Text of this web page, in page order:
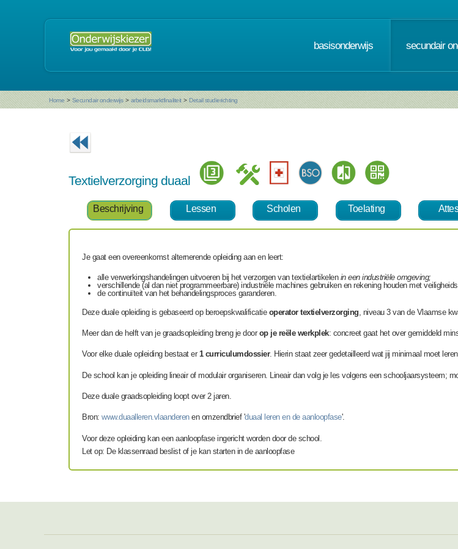
basisonderwijs secundair
Home > Secundair onderwijs > arbeidsmarktfinaliteit > Detail studierichting
Textielverzorging duaal
Beschrijving Lessen Scholen Toelating
Je gaat een overeenkomst alternerende opleiding aan en leert:
alle verwerkingshandelingen uitvoeren bij het verzorgen van textielartikelen in een industriële omgeving;
verschillende (al dan niet programmeerbare) industriële machines gebruiken en rekening houden met
de continuïteit van het behandelingsproces garanderen.
Deze duale opleiding is gebaseerd op beroepskwalificatie operator textielverzorging , niveau 3 van de Vlaamse
Meer dan de helft van je graadsopleiding breng je door op je reële werkplek: concreet gaat het over gemiddeld
Voor elke duale opleiding bestaat er 1 curriculumdossier. Hierin staat zeer gedetailleerd wat jij minimaal moet
De school kan je opleiding lineair of modulair organiseren. Lineair dan volg je les volgens een schooljaarsysteem;
Deze duale graadsopleiding loopt over 2 jaren.
Bron: www.duaalleren.vlaanderenen omzendbrief 'duaal leren en de aanloopfase'.
Voor deze opleiding kan een aanloopfase ingericht worden door de school.
Let op: De klassenraad beslist of je kan starten in de aanloopfase